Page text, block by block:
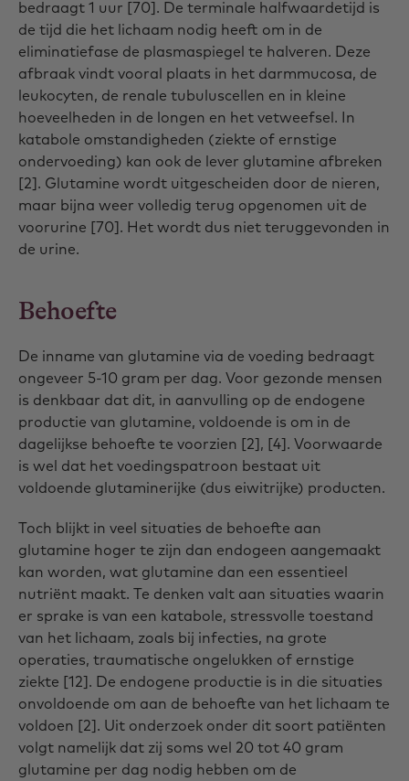
bedraagt 1 uur [70]. De terminale halfwaardetijd is
de tijd die het lichaam nodig heeft om in de
eliminatiefase de plasmaspiegel te halveren. Deze
afbraak vindt vooral plaats in het darmmucosa, de
leukocyten, de renale tubuluscellen en in kleine
hoeveelheden in de longen en het vetweefsel. In
katabole omstandigheden (ziekte of ernstige
ondervoeding) kan ook de lever glutamine afbreken
[2]. Glutamine wordt uitgescheiden door de nieren,
maar bijna weer volledig terug opgenomen uit de
voorurine [70]. Het wordt dus niet teruggevonden in
de urine.
Behoefte
De inname van glutamine via de voeding bedraagt
ongeveer 5-10 gram per dag. Voor gezonde mensen
is denkbaar dat dit, in aanvulling op de endogene
productie van glutamine, voldoende is om in de
dagelijkse behoefte te voorzien [2], [4]. Voorwaarde
is wel dat het voedingspatroon bestaat uit
voldoende glutaminerijke (dus eiwitrijke) producten.
Toch blijkt in veel situaties de behoefte aan
glutamine hoger te zijn dan endogeen aangemaakt
kan worden, wat glutamine dan een essentieel
nutriënt maakt. Te denken valt aan situaties waarin
er sprake is van een katabole, stressvolle toestand
van het lichaam, zoals bij infecties, na grote
operaties, traumatische ongelukken of ernstige
ziekte [12]. De endogene productie is in die situaties
onvoldoende om aan de behoefte van het lichaam te
voldoen [2]. Uit onderzoek onder dit soort patiënten
volgt namelijk dat zij soms wel 20 tot 40 gram
glutamine per dag nodig hebben om de